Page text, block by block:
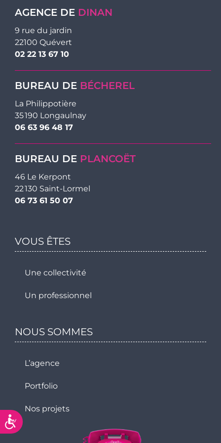
Accessibilité
AGENCE DE DINAN
9 rue du jardin
22100 Quévert
02 22 13 67 10
BUREAU DE BÉCHEREL
La Philippotière
35 190 Longaulnay
06 63 96 48 17
BUREAU DE PLANCOËT
46 Le Kerpont
22 130 Saint-Lormel
06 73 61 50 07
VOUS ÊTES
Une collectivité
Un professionnel
NOUS SOMMES
L’agence
Portfolio
Nos projets